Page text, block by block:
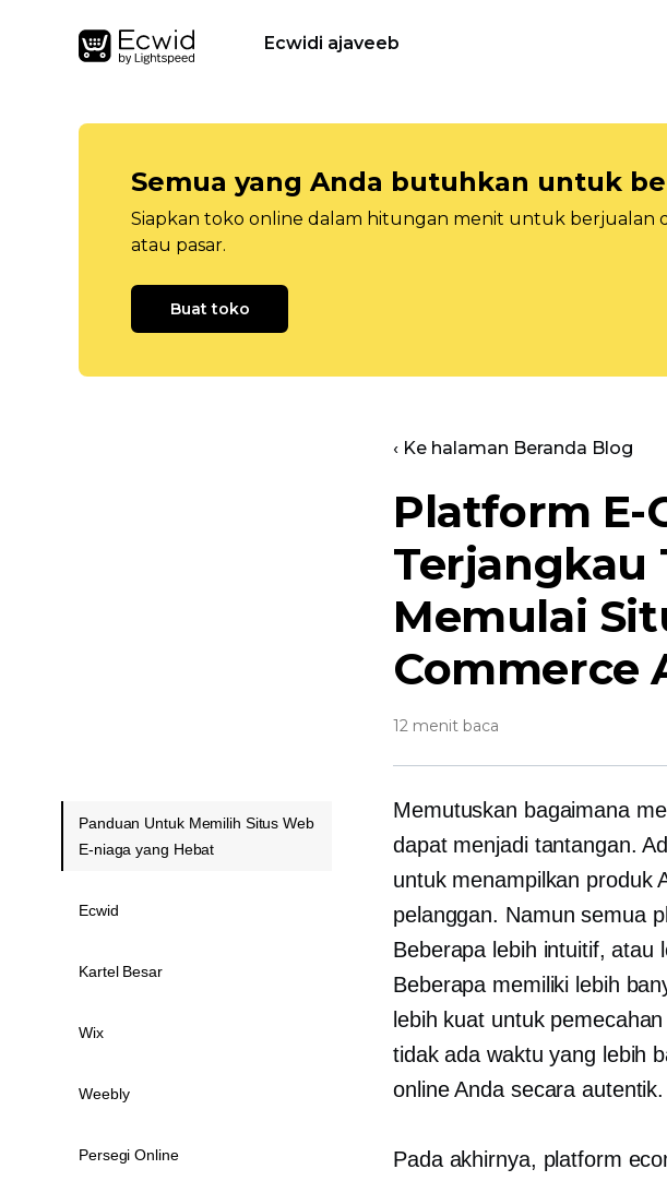
Ecwidi ajaveeb
Semua yang Anda butuhkan untuk
Siapkan toko online dalam hitungan menit untuk berjualan
atau pasar.
Buat toko
‹ Ke halaman Beranda Blog
Platform E-
Terjangkau
Memulai
Commerce
12 menit baca
Memutuskan bagaimana
dapat menjadi tantangan.
untuk menampilkan produk
pelanggan. Namun semua
Beberapa lebih intuitif, atau
Beberapa memiliki lebih
lebih kuat untuk
tidak ada waktu yang lebih
online Anda secara autentik.
Pada akhirnya, platform
Panduan Untuk Memilih Situs Web
E-niaga yang Hebat
Ecwid
Kartel Besar
Wix
Weebly
Persegi Online